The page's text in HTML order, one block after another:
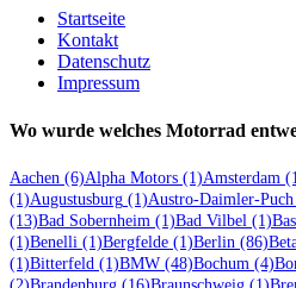
Startseite
Kontakt
Datenschutz
Impressum
Wo wurde welches Motorrad
Aachen (6)Alpha Motors (1)Amsterdam
(1)Augustusburg (1)Austro-Daimler-Puch
(13)Bad Sobernheim (1)Bad Vilbel (1)
(1)Benelli (1)Bergfelde (1)Berlin (86)
(1)Bitterfeld (1)BMW (48)Bochum (4)